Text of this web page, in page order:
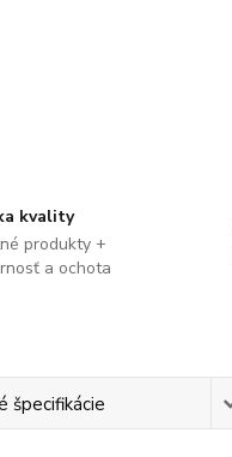
kvality
produkty +
a ochota
špecifikácie